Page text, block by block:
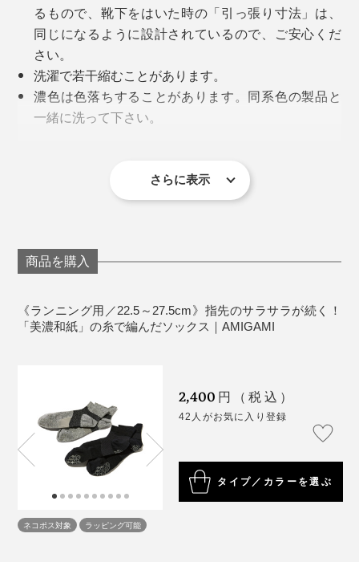
汗を吸っては、放湿しつづけてくれるから、素足でいる
しかも、消臭性も◎。和紙糸の微細な穴が、ニオイの元
編み目の細かい、上質感漂うつくりは、さすがメイド・
イン・ジャパン。仕事に、遊びに、スポーツに、どんな
場にも合う、大人にふさわしい靴下です。
足の甲部分は、通気性アップのためのベンチレーション
メッシュに。足の甲以外は、ハイゲージ編み機で編むこ
とで、肌へのフィット感を高めています。
ので、走りやすい！
汗で濡れたままのソックスは、靴や皮膚との摩擦が強く
なって、ズレやマメの原因になりやすいので、吸水・放
湿性が高い『AMIGAMI』は、ランニングやスポーツに
シュ編みの靴下を履いていたら、トレーニング中に、な
んだか足の小指のあたりがジンジン痛みを感じる……。
赤に腫れていました。どうやら、靴下がズレて、擦れて
でも、この「ランニング用」は、トレーニング後まで、
るもので、靴下をはいた時の「引っ張り寸法」は、
同じになるように設計されているので、ご安心くだ
さい。
洗濯で若干縮むことがあります。
濃色は色落ちすることがあります。同系色の製品と
一緒に洗って下さい。
漂白剤・蛍光増白剤入り洗剤の使用、タンブラー乾
燥は避けてください。
サイズ：メンズ／25～27.5cm、レディース／22.5～
25cm
タン5%
製造国：日本
さらに表示
商品を購入
《ランニング用／22.5～27.5cm》指先のサラサラが続く！
「美濃和紙」の糸で編んだソックス｜AMIGAMI
ネコポス対象 ラッピング可能
2,400 円（税込）
42人がお気に入り登録
タイプ／カラーを選ぶ